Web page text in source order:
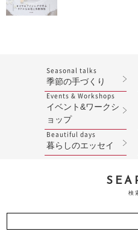
Seasonal talks
季節の手づくり
Events & Workshops
イベント&ワークシ
ョップ
Beautiful days
暮らしのエッセイ
検